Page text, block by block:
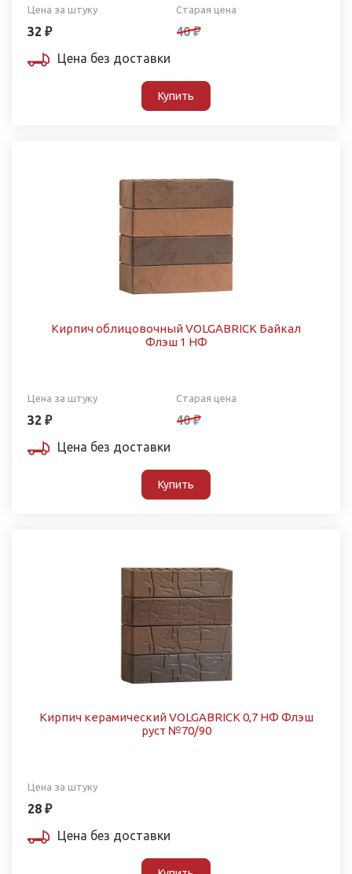
Цена за штуку
32 ₽
Старая цена
40 ₽
Цена без доставки
Купить
Кирпич облицовочный VOLGABRICK Байкал
Флэш 1 НФ
Цена за штуку
32 ₽
Старая цена
40 ₽
Цена без доставки
Купить
Кирпич керамический VOLGABRICK 0,7 НФ Флэш
руст №70/90
Цена за штуку
28 ₽
Цена без доставки